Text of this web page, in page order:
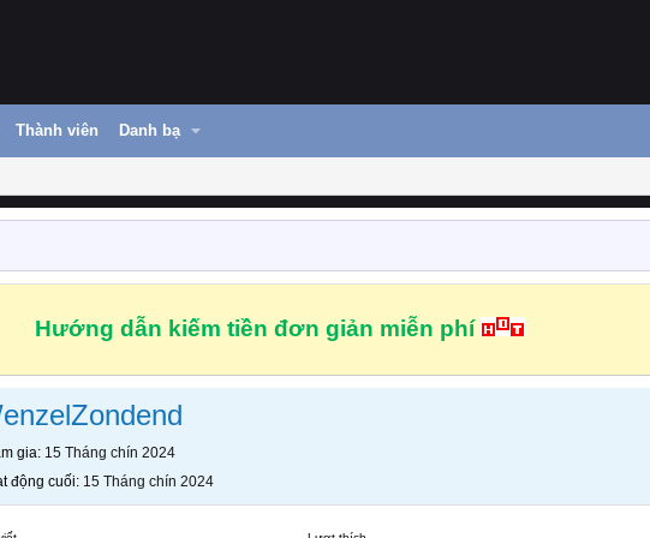
Thành viên Danh bạ
Hướng dẫn kiếm tiền đơn giản miễn phí
gia 15 Tháng chín 2024
động cuối 15 Tháng chín 2024